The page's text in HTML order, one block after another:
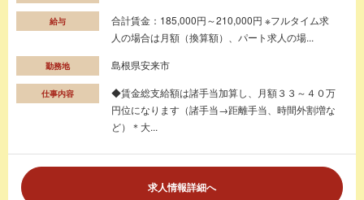
給与
合計賃金：185,000円～210,000円 ※フルタイム求
人の場合は月額（換算額）、パート求人の場...
勤務地 島根県安来市
仕事内容
◆賃金総支給額は諸手当加算し、月額３３～４０万
円位になります（諸手当→距離手当、時間外割増な
ど）＊大...
求人情報詳細へ